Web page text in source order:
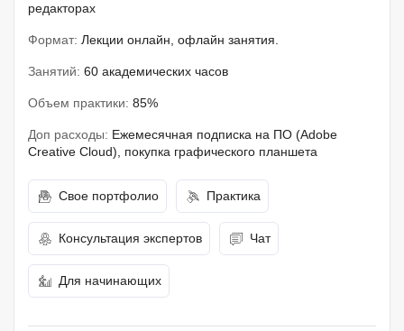
редакторах
Формат: Лекции онлайн, офлайн занятия.
Занятий: 60 академических часов
Объем практики: 85%
Доп расходы: Ежемесячная подписка на ПО (Adobe
Creative Cloud), покупка графического планшета
Свое портфолио Практика
Консультация экспертов Чат
Для начинающих